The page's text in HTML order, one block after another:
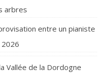
arbres
entre un pianiste
Vallée de la Dordogne